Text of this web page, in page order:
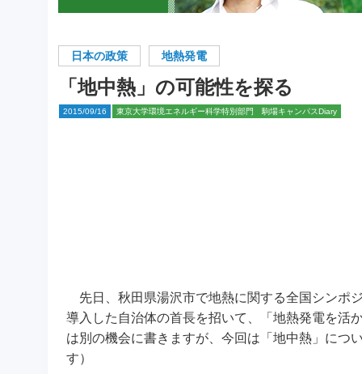
日本の政策 地熱発電
「地中熱」の可能性を探る
2015/09/16 東京大学環境エネルギー科学特別部門 駒場キャンパスDiary
先日、秋田県湯沢市で地熱に関する全国シンポ
導入した自治体の首長を招いて、「地熱発電を活
は別の機会に書きますが、今回は「地中熱」につ
す）